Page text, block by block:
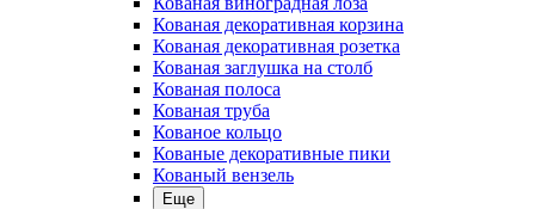
Кованая декоративная корзина
Кованая декоративная розетка
Кованая заглушка на столб
Кованая полоса
Кованая труба
Кованое кольцо
Кованые декоративные пики
Кованый вензель
Еще